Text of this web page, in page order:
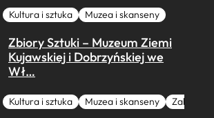
Kultura i sztuka Muzea i skanseny
Zbiory Sztuki – Muzeum Ziemi
Kujawskiej i Dobrzyńskiej we
Wł…
Kultura i sztuka Muzea i skanseny Zabytki I